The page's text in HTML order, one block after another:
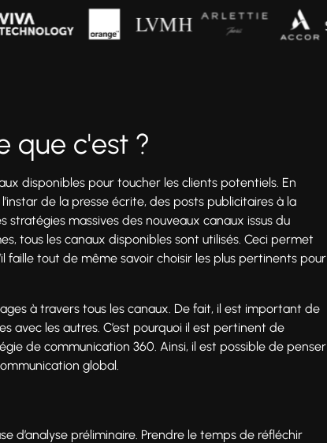
que c'est ?
disponibles pour toucher les clients potentiels. En
de la presse écrite, des posts publicitaires à la
stratégies massives des nouveaux canaux issus du
tous les canaux disponibles sont utilisés. Ceci permet
faille tout de même savoir choisir les plus pertinents pour
à travers tous les canaux. De fait, il est important de
avec les autres. C’est pourquoi il est pertinent de
de communication 360. Ainsi, il est possible de penser
global.
d’analyse préliminaire. Prendre le temps de réfléchir